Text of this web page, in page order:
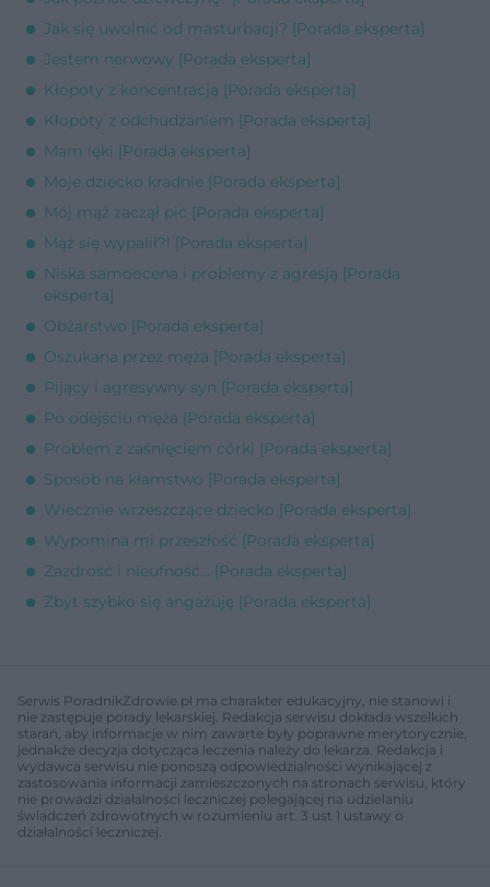
Jak się uwolnić od masturbacji? [Porada eksperta]
Jestem nerwowy [Porada eksperta]
Kłopoty z koncentracją [Porada eksperta]
Kłopoty z odchudzaniem [Porada eksperta]
Mam lęki [Porada eksperta]
Moje dziecko kradnie [Porada eksperta]
Mój mąż zaczął pić [Porada eksperta]
Mąż się wypalił?! [Porada eksperta]
Niska samoocena i problemy z agresją [Porada
eksperta]
Obżarstwo [Porada eksperta]
Oszukana przez męża [Porada eksperta]
Pijący i agresywny syn [Porada eksperta]
Po odejściu męża [Porada eksperta]
Problem z zaśnięciem córki [Porada eksperta]
Sposób na kłamstwo [Porada eksperta]
Wiecznie wrzeszczące dziecko [Porada eksperta]
Wypomina mi przeszłość [Porada eksperta]
Zazdrość i nieufność... [Porada eksperta]
Zbyt szybko się angażuję [Porada eksperta]
Serwis PoradnikZdrowie.pl ma charakter edukacyjny, nie stanowi i
nie zastępuje porady lekarskiej. Redakcja serwisu dokłada wszelkich
starań, aby informacje w nim zawarte były poprawne merytorycznie,
jednakże decyzja dotycząca leczenia należy do lekarza. Redakcja i
wydawca serwisu nie ponoszą odpowiedzialności wynikającej z
zastosowania informacji zamieszczonych na stronach serwisu, który
nie prowadzi działalności leczniczej polegającej na udzielaniu
świadczeń zdrowotnych w rozumieniu art. 3 ust 1 ustawy o
działalności leczniczej.